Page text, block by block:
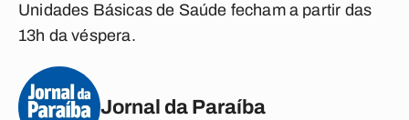
Unidades Básicas de Saúde fecham a partir das
13h da véspera.
Jornal da Paraíba